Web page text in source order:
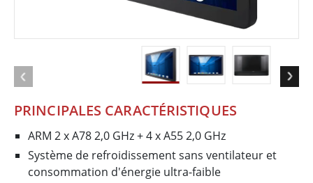
PRINCIPALES CARACTÉRISTIQUES
ARM 2 x A78 2,0 GHz + 4 x A55 2,0 GHz
Système de refroidissement sans ventilateur et
consommation d'énergie ultra-faible